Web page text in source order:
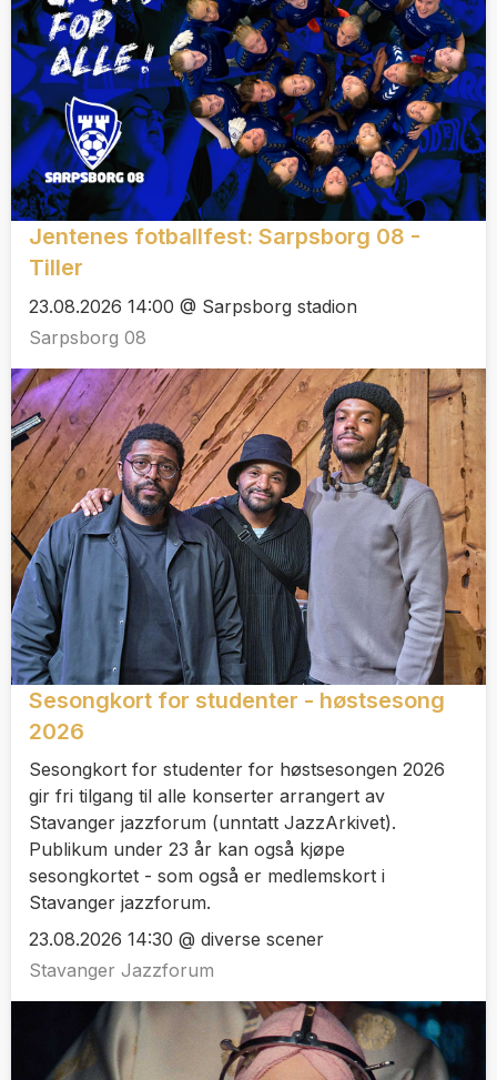
Jentenes fotballfest: Sarpsborg 08 -
Tiller
23.08.2026 14:00 @ Sarpsborg stadion
Sarpsborg 08
Sesongkort for studenter - høstsesong
2026
Sesongkort for studenter for høstsesongen 2026
gir fri tilgang til alle konserter arrangert av
Stavanger jazzforum (unntatt JazzArkivet).
Publikum under 23 år kan også kjøpe
sesongkortet - som også er medlemskort i
Stavanger jazzforum.
23.08.2026 14:30 @ diverse scener
Stavanger Jazzforum